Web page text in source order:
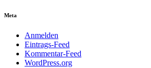
Meta
Anmelden
Eintrags-Feed
Kommentar-Feed
WordPress.org